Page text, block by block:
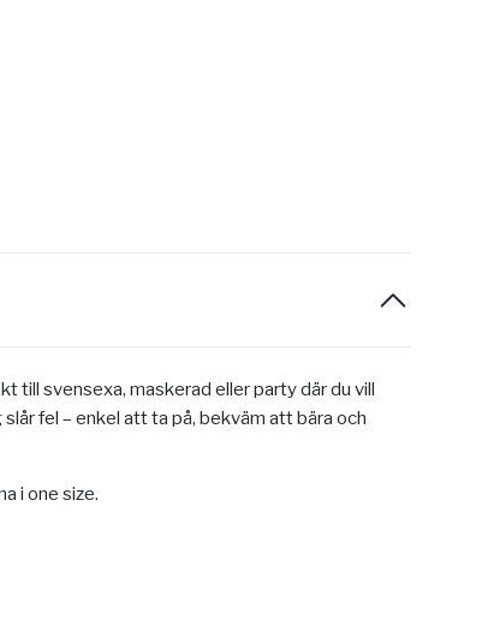
till svensexa, maskerad eller party där du vill
fel – enkel att ta på, bekväm att bära och
i one size.